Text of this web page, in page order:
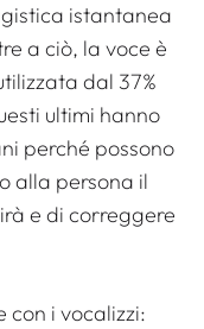
istantanea
a ciò, la voce è
dal 37%
ultimi hanno
perché possono
alla persona il
e di correggere
con i vocalizzi: